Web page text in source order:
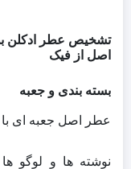
تشخیص عطر ادکلن
اصل از فیک
بسته‌ بندی و جعبه
عطر اصل جعبه‌ ای با
نوشته‌ ها و لوگو